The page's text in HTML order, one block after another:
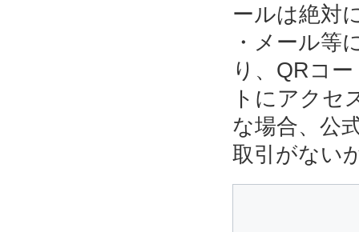
ールは絶対
・メール等
り、QRコ
トにアクセ
な場合、公
取引がない